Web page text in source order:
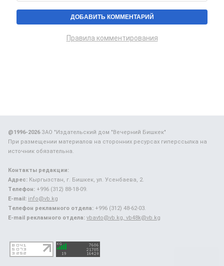
Правила комментирования
@1996-2026ЗАО "Издательский дом "Вечерний Бишкек"
При размещении материалов на сторонних ресурсах гиперссылка на
источник обязательна.
Контакты редакции:
Адрес: Кыргызстан, г. Бишкек, ул. Усенбаева, 2.
Телефон: +996 (312) 88-18-09.
E-mail: info@vb.kg
Телефон рекламного отдела: +996 (312) 48-62-03.
E-mail рекламного отдела: vbavto@vb.kg, vb48k@vb.kg